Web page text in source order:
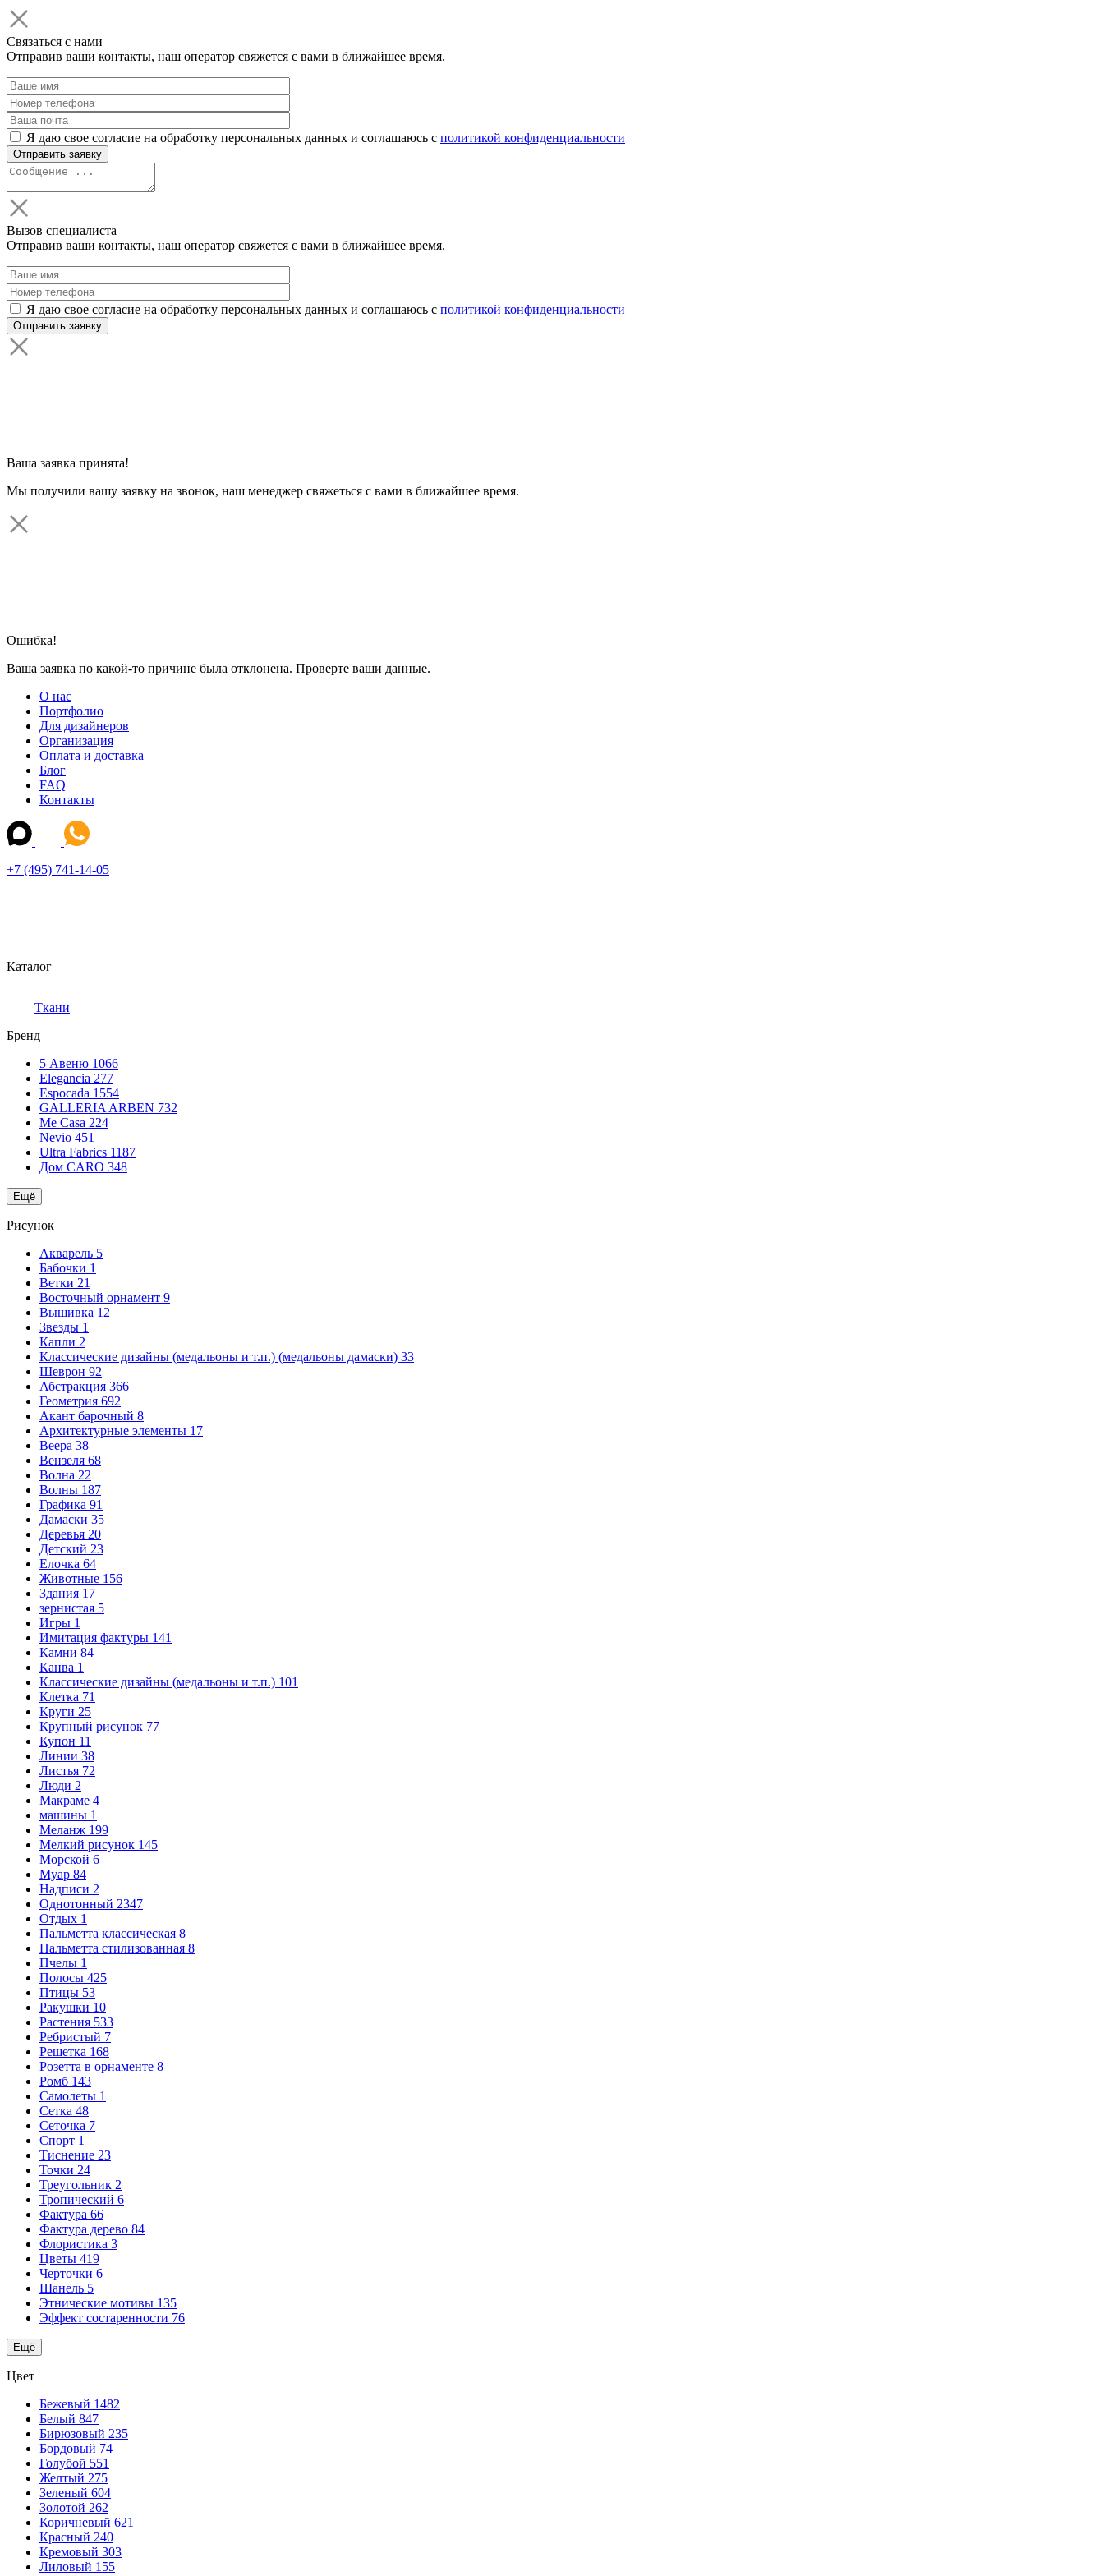
Связаться с нами
Отправив ваши контакты, наш оператор свяжется с вами в ближайшее время.
Я даю свое согласие на обработку персональных данных и соглашаюсь с политикой конфиденциальности
Вызов специалиста
Отправив ваши контакты, наш оператор свяжется с вами в ближайшее время.
Я даю свое согласие на обработку персональных данных и соглашаюсь с политикой конфиденциальности
Ваша заявка принята!
Мы получили вашу заявку на звонок, наш менеджер свяжеться с вами в ближайшее время.
Ошибка!
Ваша заявка по какой-то причине была отклонена. Проверте ваши данные.
О нас
Портфолио
Для дизайнеров
Организация
Оплата и доставка
Блог
FAQ
Контакты
+7 (495) 741-14-05
Каталог
Ткани
Бренд
5 Авеню 1066
Elegancia 277
Espocada 1554
GALLERIA ARBEN 732
Me Casa 224
Nevio 451
Ultra Fabrics 1187
Дом CARO 348
Ещё
Рисунок
Акварель 5
Бабочки 1
Ветки 21
Восточный орнамент 9
Вышивка 12
Звезды 1
Капли 2
Классические дизайны (медальоны и т.п.) (медальоны дамаски) 33
Шеврон 92
Абстракция 366
Геометрия 692
Акант барочный 8
Архитектурные элементы 17
Веера 38
Вензеля 68
Волна 22
Волны 187
Графика 91
Дамаски 35
Деревья 20
Детский 23
Елочка 64
Животные 156
Здания 17
зернистая 5
Игры 1
Имитация фактуры 141
Камни 84
Канва 1
Классические дизайны (медальоны и т.п.) 101
Клетка 71
Круги 25
Крупный рисунок 77
Купон 11
Линии 38
Листья 72
Люди 2
Макраме 4
машины 1
Меланж 199
Мелкий рисунок 145
Морской 6
Муар 84
Надписи 2
Однотонный 2347
Отдых 1
Пальметта классическая 8
Пальметта стилизованная 8
Пчелы 1
Полосы 425
Птицы 53
Ракушки 10
Растения 533
Ребристый 7
Решетка 168
Розетта в орнаменте 8
Ромб 143
Самолеты 1
Сетка 48
Сеточка 7
Спорт 1
Тиснение 23
Точки 24
Треугольник 2
Тропический 6
Фактура 66
Фактура дерево 84
Флористика 3
Цветы 419
Черточки 6
Шанель 5
Этнические мотивы 135
Эффект состаренности 76
Ещё
Цвет
Бежевый 1482
Белый 847
Бирюзовый 235
Бордовый 74
Голубой 551
Желтый 275
Зеленый 604
Золотой 262
Коричневый 621
Красный 240
Кремовый 303
Лиловый 155